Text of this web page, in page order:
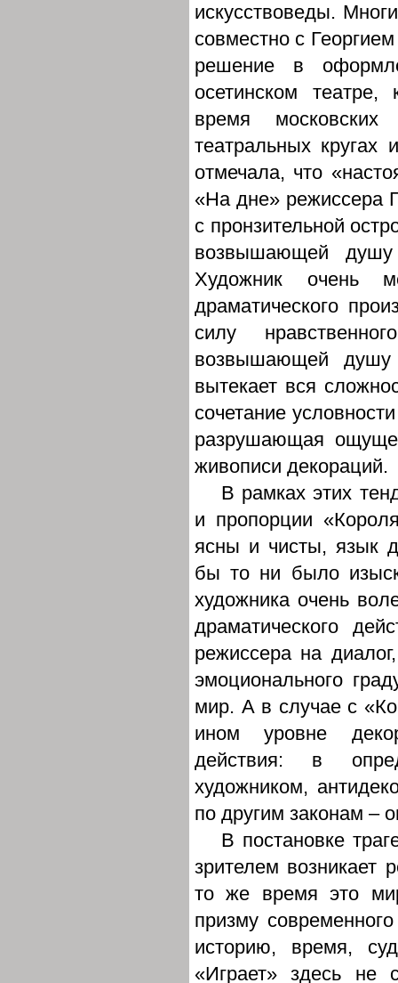
искусствоведы.
совместно с
решение в
осетинском
время
театральных кругах
отмечала, что
«На дне» режиссера
с пронзительной
возвышающей
Художник очень
драматического
силу
возвышающей
вытекает вся
сочетание
разрушающая
живописи декораций.
В рамках этих
и пропорции
ясны и чисты, язык
бы то ни было
художника очень
драматического
режиссера на
эмоционального
мир. А в случае с
ином уровне
действия: в
художником,
по другим законам –
В постановке
зрителем возникает
то же время это
призму
историю, время,
«Играет» здесь не